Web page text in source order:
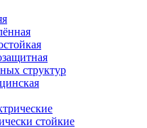
структур
стойкие